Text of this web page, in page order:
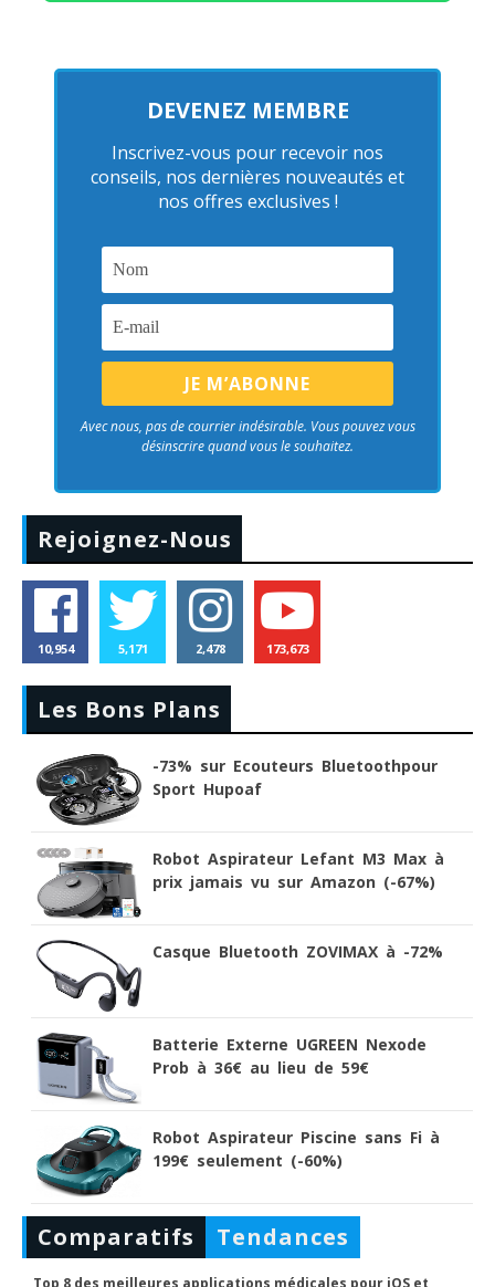
DEVENEZ MEMBRE
Inscrivez-vous pour recevoir nos
conseils, nos dernières nouveautés et
nos offres exclusives !
Avec nous, pas de courrier indésirable. Vous pouvez vous
désinscrire quand vous le souhaitez.
Rejoignez-Nous
10,954 5,171 2,478 173,673
Les Bons Plans
-73% sur Ecouteurs Bluetoothpour
Sport Hupoaf
Robot Aspirateur Lefant M3 Max à
prix jamais vu sur Amazon (-67%)
Casque Bluetooth ZOVIMAX à -72%
Batterie Externe UGREEN Nexode
Prob à 36€ au lieu de 59€
Robot Aspirateur Piscine sans Fi à
199€ seulement (-60%)
Comparatifs Tendances
Top 8 des meilleures applications médicales pour iOS et